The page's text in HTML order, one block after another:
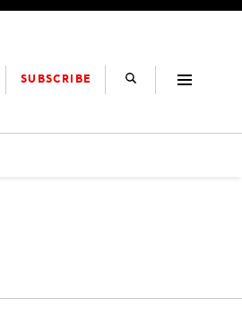
SUBSCRIBE